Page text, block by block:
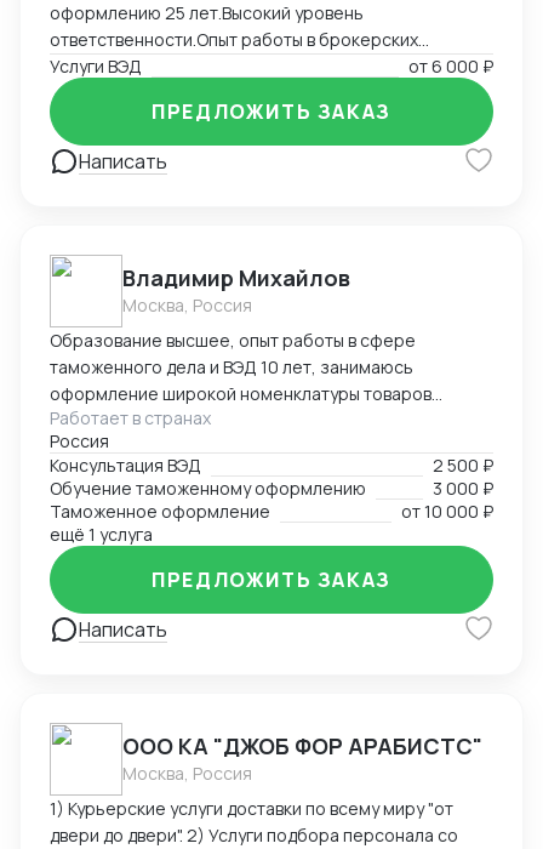
оформлению 25 лет.Высокий уровень
ответственности.Опыт работы в брокерских
компаниях,компаниях импортерах,большой опыт
самостоятельного декларирования за печатью
клиента.
Услуги ВЭД от6 000 ₽
Написать
ПРЕДЛОЖИТЬ ЗАКАЗ
Владимир Михайлов
Москва, Россия
Образование высшее, опыт работы в сфере
таможенного дела и ВЭД 10 лет, занимаюсь
оформление широкой номенклатуры товаров
(полный цикл ТО), консультированием,
организацией международных перевозок,
организацией всех операционных процессов
связанных с импортно-экспортной деятельностью в
организациях. Свободно владею английским языком.
Также выполню прочие интересные проекты.
Работает в странах
Россия
Консультация ВЭД
2 500 ₽
Обучение таможенному оформлению
3 000 ₽
Таможенное оформление
от10 000 ₽
ещё 1 услуга
Написать
ПРЕДЛОЖИТЬ ЗАКАЗ
ООО КА "ДЖОБ ФОР АРАБИСТС"
Москва, Россия
1) Курьерские услуги доставки по всему миру "от
двери до двери". 2) Услуги подбора персонала со